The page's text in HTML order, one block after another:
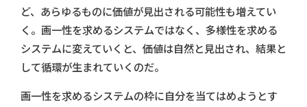
ど、あらゆるものに価値が見出される可能性も増えてい
く。画一性を求めるシステムではなく、多様性を求める
システムに変えていくと、価値は自然と見出され、結果と
して循環が生まれていくのだ。
画一性を求めるシステムの枠に自分を当てはめようとす